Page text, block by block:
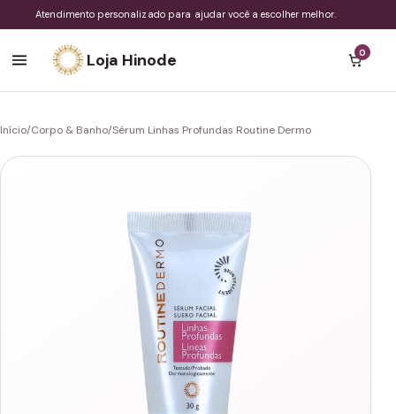
Atendimento personalizado para ajudar você a escolher melhor.
Loja Hinode 0
Início/Corpo & Banho/Sérum Linhas Profundas Routine Dermo